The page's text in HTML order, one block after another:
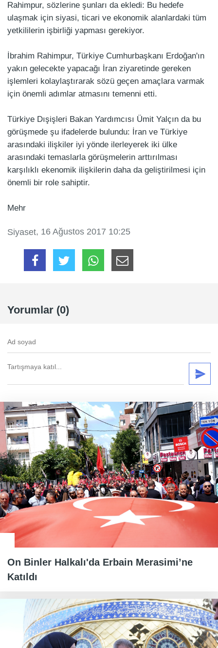
Rahimpur, sözlerine şunları da ekledi: Bu hedefe
ulaşmak için siyasi, ticari ve ekonomik alanlardaki tüm
yetkililerin işbirliği yapması gerekiyor.
İbrahim Rahimpur, Türkiye Cumhurbaşkanı Erdoğan'ın
yakın gelecekte yapacağı İran ziyaretinde gereken
işlemleri kolaylaştırarak sözü geçen amaçlara varmak
için önemli adımlar atmasını temenni etti.
Türkiye Dışişleri Bakan Yardımcısı Ümit Yalçın da bu
görüşmede şu ifadelerde bulundu: İran ve Türkiye
arasındaki ilişkiler iyi yönde ilerleyerek iki ülke
arasındaki temaslarla görüşmelerin arttırılması
karşılıklı ekenomik ilişkilerin daha da geliştirilmesi için
önemli bir role sahiptir.
Mehr
Siyaset, 16 Ağustos 2017 10:25
Yorumlar (0)
On Binler Halkalı'da Erbain Merasimi’ne
Katıldı